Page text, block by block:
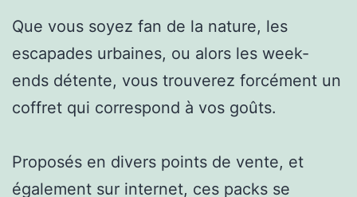
Que vous soyez fan de la nature, les
escapades urbaines, ou alors les week-
ends détente, vous trouverez forcément un
coffret qui correspond à vos goûts.
Proposés en divers points de vente, et
également sur internet, ces packs se